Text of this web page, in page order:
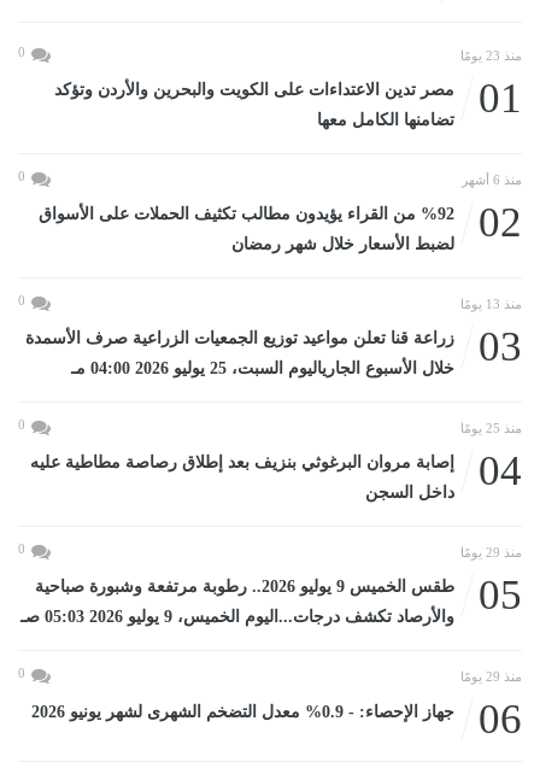
منذ 23 يومًا 0
01
مصر تدين الاعتداءات على الكويت والبحرين والأردن وتؤكد
تضامنها الكامل معها
منذ 6 أشهر 0
02
%92 من القراء يؤيدون مطالب تكثيف الحملات على الأسواق
لضبط الأسعار خلال شهر رمضان
منذ 13 يومًا 0
03
زراعة قنا تعلن مواعيد توزيع الجمعيات الزراعية صرف الأسمدة
خلال الأسبوع الجارياليوم السبت، 25 يوليو 2026 04:00 مـ
منذ 25 يومًا 0
04
إصابة مروان البرغوثي بنزيف بعد إطلاق رصاصة مطاطية عليه
داخل السجن
منذ 29 يومًا 0
05
طقس الخميس 9 يوليو 2026.. رطوبة مرتفعة وشبورة صباحية
والأرصاد تكشف درجات...اليوم الخميس، 9 يوليو 2026 05:03 صـ
منذ 29 يومًا 0
06 جهاز الإحصاء: - 0.9% معدل التضخم الشهرى لشهر يونيو 2026